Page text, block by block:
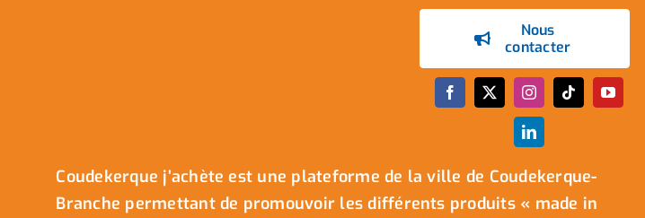
Nous
contacter
Coudekerque j’achète est une plateforme de la ville de Coudekerque-
Branche permettant de promouvoir les différents produits « made in